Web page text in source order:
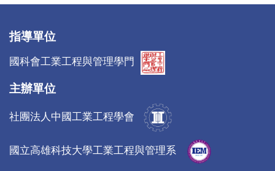
指導單位
國科會工業工程與管理學門
主辦單位
社團法人中國工業工程學會
國立高雄科技大學工業工程與管理系